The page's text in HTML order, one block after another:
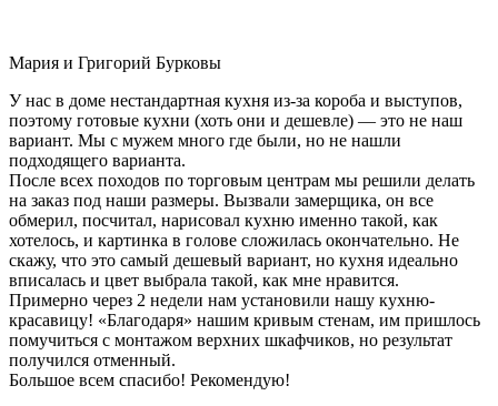
Мария и Григорий Бурковы
У нас в доме нестандартная кухня из-за короба и выступов,
поэтому готовые кухни (хоть они и дешевле) — это не наш
вариант. Мы с мужем много где были, но не нашли
подходящего варианта.
После всех походов по торговым центрам мы решили делать
на заказ под наши размеры. Вызвали замерщика, он все
обмерил, посчитал, нарисовал кухню именно такой, как
хотелось, и картинка в голове сложилась окончательно. Не
скажу, что это самый дешевый вариант, но кухня идеально
вписалась и цвет выбрала такой, как мне нравится.
Примерно через 2 недели нам установили нашу кухню-
красавицу! «Благодаря» нашим кривым стенам, им пришлось
помучиться с монтажом верхних шкафчиков, но результат
получился отменный.
Большое всем спасибо! Рекомендую!